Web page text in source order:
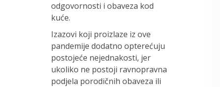
odgovornosti i obaveza kod
kuće.
Izazovi koji proizlaze iz ove
pandemije dodatno opterećuju
postojeće nejednakosti, jer
ukoliko ne postoji ravnopravna
podjela porodičnih obaveza ili